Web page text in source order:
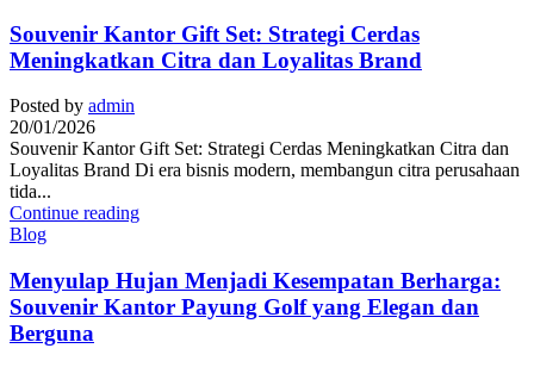
Souvenir Kantor Gift Set: Strategi Cerdas
Meningkatkan Citra dan Loyalitas Brand
Posted by admin
20/01/2026
Souvenir Kantor Gift Set: Strategi Cerdas Meningkatkan Citra dan
Loyalitas Brand Di era bisnis modern, membangun citra perusahaan
tida...
Continue reading
Blog
Menyulap Hujan Menjadi Kesempatan Berharga:
Souvenir Kantor Payung Golf yang Elegan dan
Berguna